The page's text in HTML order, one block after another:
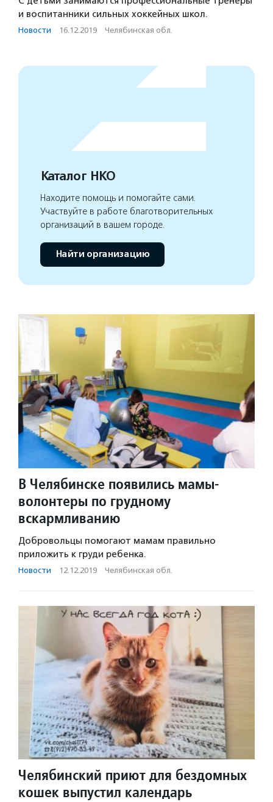
и воспитанники сильных хоккейных школ.
Новости · 16.12.2019 · Челябинская обл.
Каталог НКО
Находите помощь и помогайте сами.
Участвуйте в работе благотворительных
организаций в вашем городе.
Найти организацию
В Челябинске появились мамы-
волонтеры по грудному
вскармливанию
Добровольцы помогают мамам правильно
приложить к груди ребенка.
Новости · 12.12.2019 · Челябинская обл.
Челябинский приют для бездомных
кошек выпустил календарь